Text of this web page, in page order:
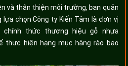
và thân thiện môi trường, ban quản
chọn Công ty Kiến Tâm là đơn vị
chính thức thương hiệu gỗ nhựa
thực hiện hạng mục hàng rào bao